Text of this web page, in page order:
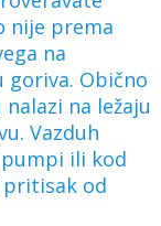
nije prema
na
goriva. Obično
na ležaju
Vazduh
ili kod
od